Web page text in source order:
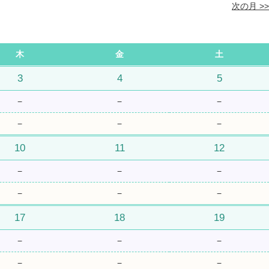
次の月 >>
木 金 土
3 4 5
− − −
− − −
10 11 12
− − −
− − −
17 18 19
− − −
− − −